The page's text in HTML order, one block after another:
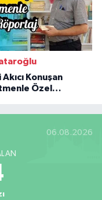
Konuşan
Özel
06.08.2026